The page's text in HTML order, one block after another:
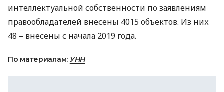
интеллектуальной собственности по заявлениям
правообладателей внесены 4015 объектов. Из них
48 – внесены с начала 2019 года.
По материалам: УНН